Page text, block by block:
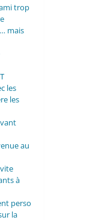
trop
mais
les
les
au
à
perso
la